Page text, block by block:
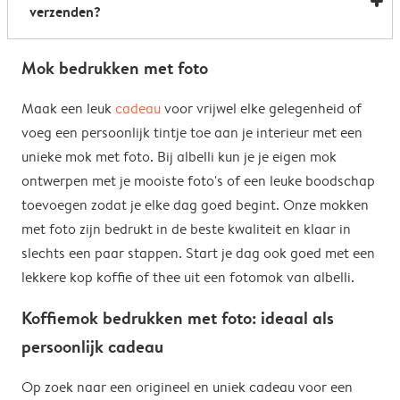
Heel handig: je kunt er dus uit drinken, je drank
opwarmen en je fotomok na de afwas opnieuw
gebruiken. De enige uitzondering hierop zijn onze
de hand af te wassen om het magische
verrassingseffect zo goed mogelijk te behouden.
verzenden?
afhankelijk van je afleveradres en worden deze tijdens
het bestelproces berekend. Hou er rekening mee dat
de verzendkosten voor bestellingen buiten de EU geen
eventuele bijkomende kosten van het land omvatten,
zoals invoerrechten, invoer-btw en douanekosten. Wij
zijn niet verantwoordelijk voor deze kosten. Je kunt
contact opnemen met je lokale douane-autoriteiten
om te zien of er extra kosten moeten worden betaald
voor je bestelling.
Mok bedrukken met foto
Maak een leukcadeauvoor vrijwel elke gelegenheid of
voeg een persoonlijk tintje toe aan je interieur met een
unieke mok met foto. Bij albelli kun je je eigen mok
ontwerpen met je mooiste foto's of een leuke boodschap
toevoegen zodat je elke dag goed begint. Onze mokken
met foto zijn bedrukt in de beste kwaliteit en klaar in
slechts een paar stappen. Start je dag ook goed met een
lekkere kop koffie of thee uit een fotomok van albelli.
Koffiemok bedrukken met foto: ideaal als
persoonlijk cadeau
Op zoek naar een origineel en uniek cadeau voor een